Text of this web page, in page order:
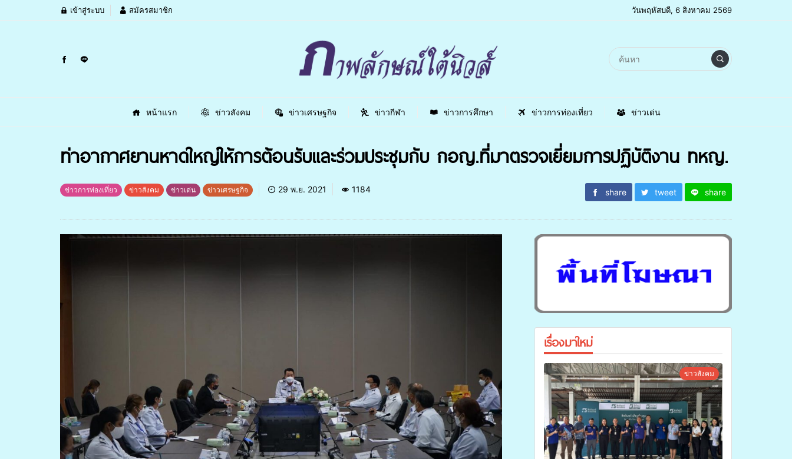
เข้าสู่ระบบ สมัครสมาชิก วันพฤหัสบดี, 6 สิงหาคม 2569
หน้าแรก ข่าวสังคม ข่าวเศรษฐกิจ ข่าวกีฬา ข่าวการศึกษา ข่าวการท่องเที่ยว ข่าวเด่น
ท่าอากาศยานหาดใหญ่ให้การต้อนรับและร่วมประชุมกับ กอญ.ที่มาตรวจเยี่ยมการปฏิบัติงาน ทหญ.
ข่าวการท่องเที่ยว ข่าวสังคม ข่าวเด่น ข่าวเศรษฐกิจ 29 พ.ย. 2021 1184 share tweet share
เรื่องมาใหม่
ข่าวสังคม